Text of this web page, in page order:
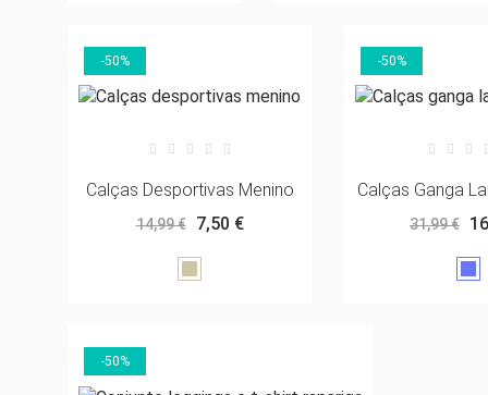
-50%
Calças Desportivas Menino
14,99 € 7,50 €
Cinzento-
-50%
Calças Ganga
31,99 €
-50%